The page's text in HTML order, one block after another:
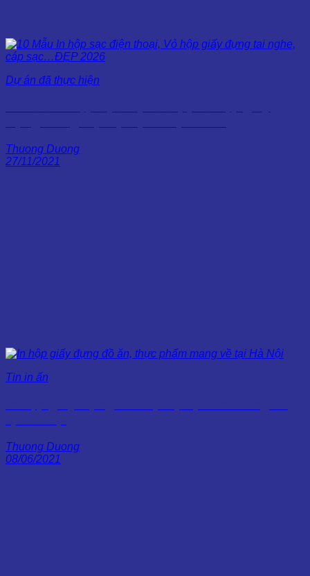
Dự án đã thực hiện
Thuong Duong
27/11/2021
Tin in ấn
Thuong Duong
08/06/2021